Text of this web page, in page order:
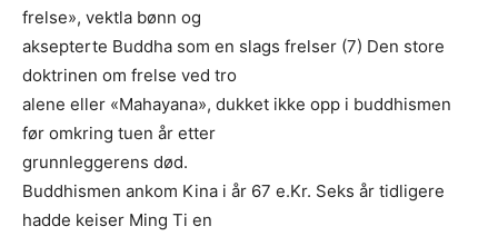
frelse», vektla bønn og
aksepterte Buddha som en slags frelser (7) Den store
doktrinen om frelse ved tro
alene eller «Mahayana», dukket ikke opp i buddhismen
før omkring tuen år etter
grunnleggerens død.
Buddhismen ankom Kina i år 67 e.Kr. Seks år tidligere
hadde keiser Ming Ti en